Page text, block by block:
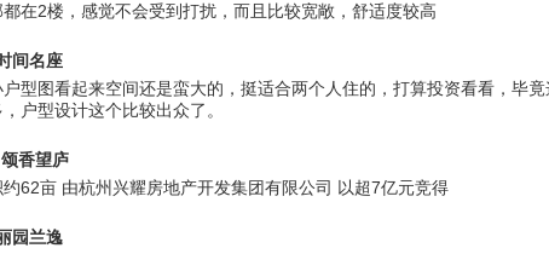
都在2楼，感觉不会受到打扰，而且比较宽敞，舒适度较高
间名座
型图看起来空间还是蛮大的，挺适合两个人住的，打算投资看看，毕
户型设计这个比较出众了。
香望庐
62亩 由杭州兴耀房地产开发集团有限公司 以超7亿元竞得
园兰逸